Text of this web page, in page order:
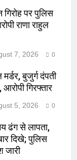
गिरोह पर पुलिस
राणा राहुल
7, 2026 0
बुजुर्ग दंपती
गिरफ्तार
5, 2026 0
ढंग से लापता,
दिखे; पुलिस